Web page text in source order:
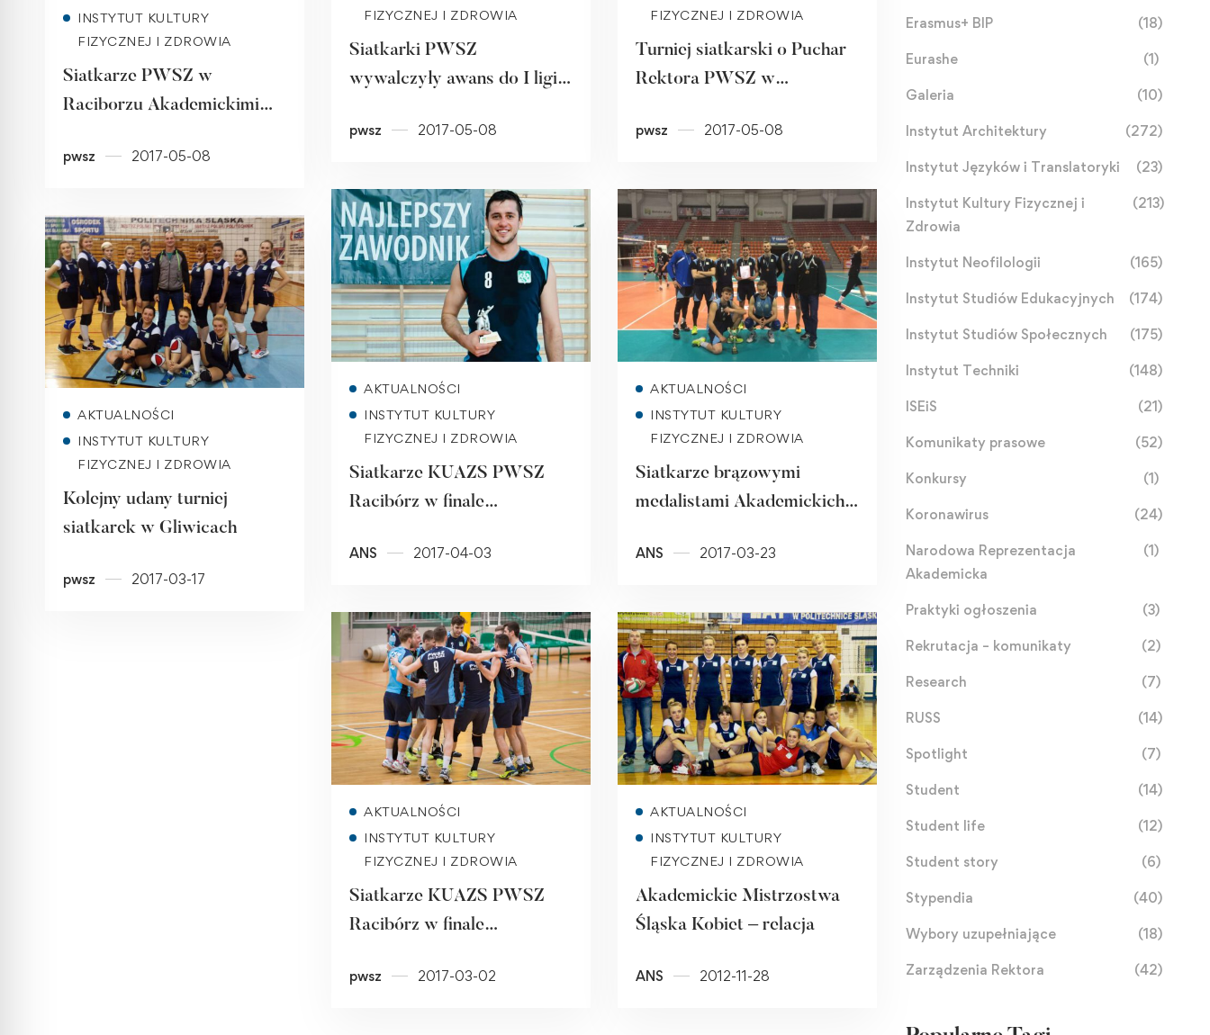
INSTYTUT KULTURY
FIZYCZNEJ I ZDROWIA
Siatkarze PWSZ w
Raciborzu Akademickimi
kategorii Wyższych Szkół
pwsz 2017-05-08
FIZYCZNEJ I ZDROWIA
Siatkarki PWSZ
wywalczyły awans do I ligi
pwsz 2017-05-08
FIZYCZNEJ I ZDROWIA
Turniej siatkarski o Puchar
Rektora PWSZ w
pwsz 2017-05-08
Read more
AKTUALNOŚCI
INSTYTUT KULTURY
FIZYCZNEJ I ZDROWIA
Siatkarze KUAZS PWSZ
Racibórz w finale
Polski
ANS 2017-04-03
Read more
AKTUALNOŚCI
INSTYTUT KULTURY
FIZYCZNEJ I ZDROWIA
Siatkarze brązowymi
medalistami Akademickich
ANS 2017-03-23
Read more
AKTUALNOŚCI
INSTYTUT KULTURY
FIZYCZNEJ I ZDROWIA
Kolejny udany turniej
siatkarek w Gliwicach
pwsz 2017-03-17
Read more
AKTUALNOŚCI
INSTYTUT KULTURY
FIZYCZNEJ I ZDROWIA
Siatkarze KUAZS PWSZ
Racibórz w finale
Śląska!
pwsz 2017-03-02
Read more
AKTUALNOŚCI
INSTYTUT KULTURY
FIZYCZNEJ I ZDROWIA
Akademickie Mistrzostwa
Śląska Kobiet – relacja
ANS 2012-11-28
Erasmus+ BIP (18)
Eurashe (1)
Galeria (10)
Instytut Architektury (272)
Instytut Języków i Translatoryki (23)
Instytut Kultury Fizycznej i
Zdrowia
(213)
Instytut Neofilologii (165)
Instytut Studiów Edukacyjnych (174)
Instytut Studiów Społecznych (175)
Instytut Techniki (148)
ISEiS (21)
Komunikaty prasowe (52)
Konkursy (1)
Koronawirus (24)
Narodowa Reprezentacja
Akademicka
(1)
Praktyki ogłoszenia (3)
Rekrutacja – komunikaty (2)
Research (7)
RUSS (14)
Spotlight (7)
Student (14)
Student life (12)
Student story (6)
Stypendia (40)
Wybory uzupełniające (18)
Zarządzenia Rektora (42)